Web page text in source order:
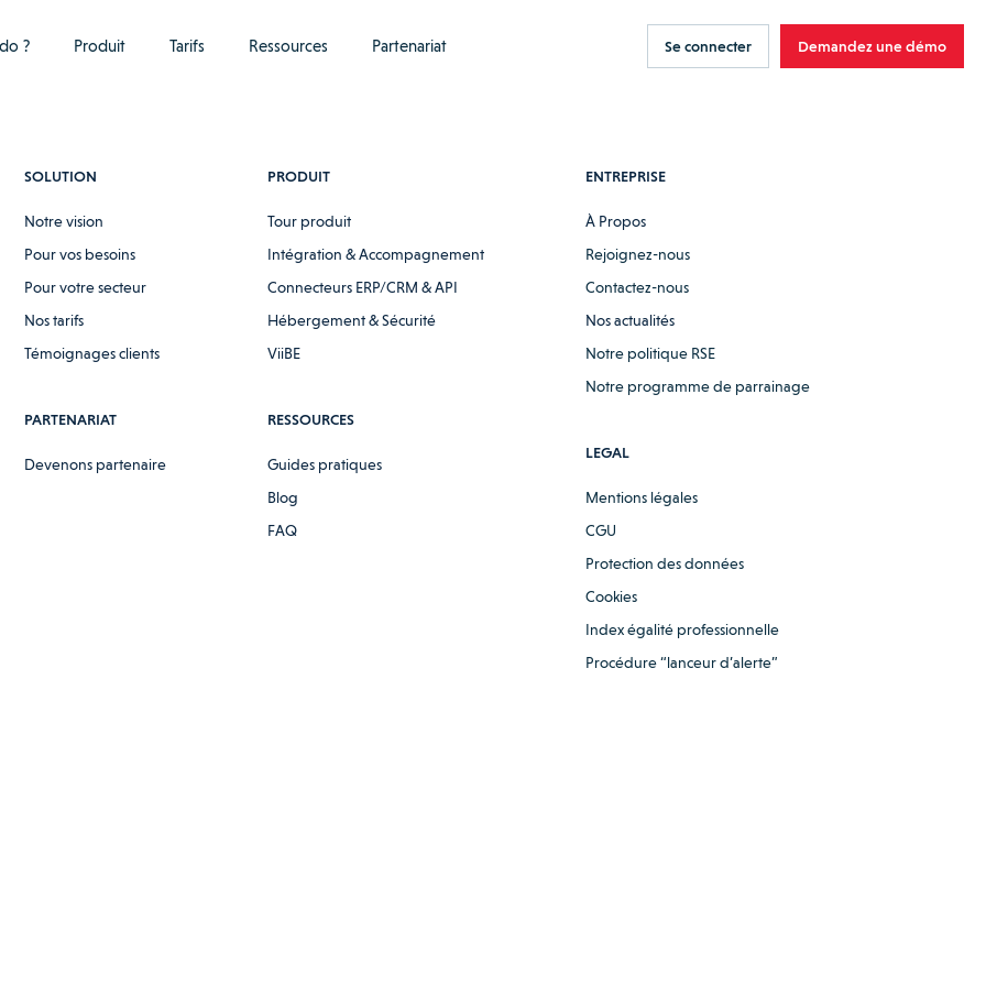
? Produit Tarifs Ressources Partenariat Se connecter Demandez une démo
SOLUTION
Notre vision
Pour vos besoins
Pour votre secteur
Nos tarifs
Témoignages clients
PARTENARIAT
Devenons partenaire
PRODUIT
Tour produit
Intégration & Accompagnement
Connecteurs ERP/CRM & API
Hébergement & Sécurité
ViiBE
RESSOURCES
Guides pratiques
Blog
FAQ
ENTREPRISE
À Propos
Rejoignez-nous
Contactez-nous
Nos actualités
Notre politique RSE
Notre programme de parrainage
LEGAL
Mentions légales
CGU
Protection des données
Cookies
Index égalité professionnelle
Procédure “lanceur d’alerte”